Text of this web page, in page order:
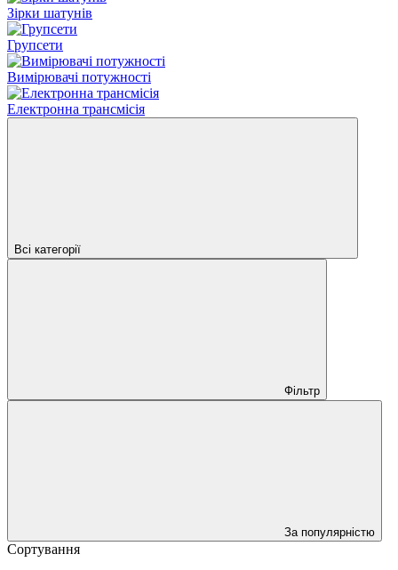
Зірки шатунів
Групсети
Вимірювачі потужності
Електронна трансмісія
Всі категорії
Фільтр
За популярністю
Сортування